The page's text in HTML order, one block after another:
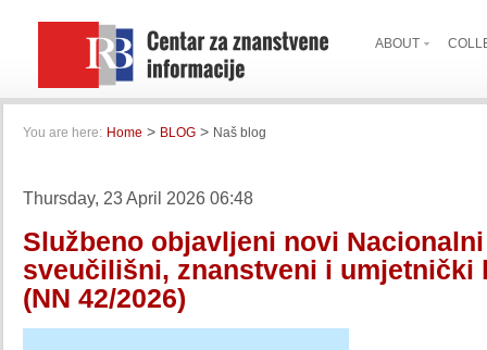
ABOUT
You are here: Home > BLOG > Naš blog
Thursday, 23 April 2026 06:48
Službeno objavljeni novi Nacionalni
sveučilišni, znanstveni i umjetnički
(NN 42/2026)